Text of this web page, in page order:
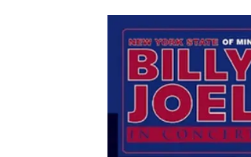
*NEW RELEASE (最新約3ヶ月)
*NEW RELEASE (最新約3ヶ月)
*NEW RELEASE (最新約3ヶ月)
*NEW RELEASE (最新約3ヶ月)
*NEW RELEASE (最新約3ヶ月)
*NEW RELEASE (最新約3ヶ月)